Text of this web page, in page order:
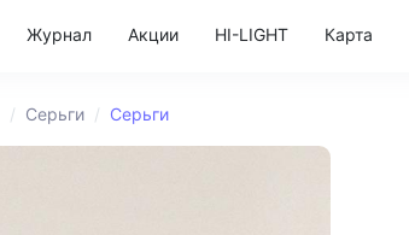
Журнал Акции HI-LIGHT Карта
Серьги Серьги